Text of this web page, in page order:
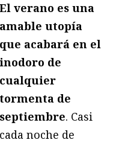
El verano es una
amable utopía
que acabará en el
inodoro de
cualquier
tormenta de
septiembre. Casi
cada noche de